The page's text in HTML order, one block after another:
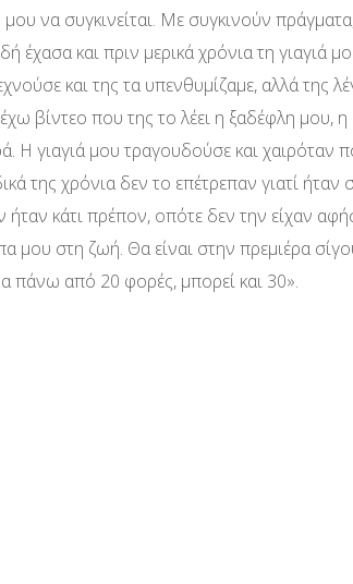
να συγκινείται. Με συγκινούν
έχασα και πριν μερικά χρόνια τη γιαγιά
και της τα υπενθυμίζαμε, αλλά της
βίντεο που της το λέει η ξαδέφλη μου,
Η γιαγιά μου τραγουδούσε και χαιρόταν
της χρόνια δεν το επέτρεπαν γιατί
κάτι πρέπον, οπότε δεν την είχαν
μου στη ζωή. Θα είναι στην πρεμιέρα
πάνω από 20 φορές, μπορεί και 30».